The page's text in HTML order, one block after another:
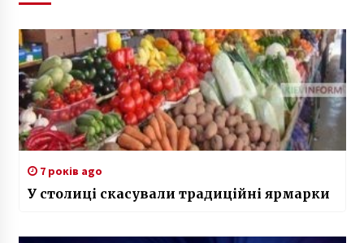
7 років ago
У столиці скасували традиційні ярмарки